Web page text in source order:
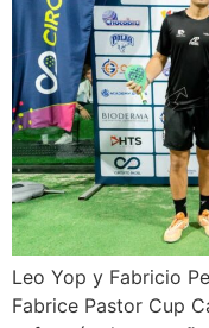
Leo Yop y Fabricio
Fabrice Pastor Cup